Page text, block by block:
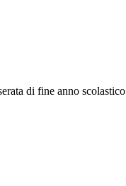
di fine anno scolastico